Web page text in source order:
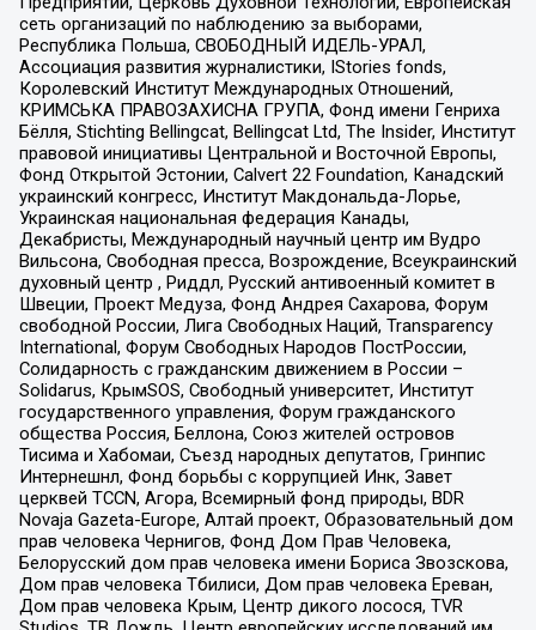
сеть организаций по наблюдению за выборами,
Республика Польша, СВОБОДНЫЙ ИДЕЛЬ-УРАЛ,
Ассоциация развития журналистики, IStories fonds,
Королевский Институт Международных Отношений,
КРИМСЬКА ПРАВОЗАХИСНА ГРУПА, Фонд имени Генриха
Бёлля, Stichting Bellingcat, Bellingcat Ltd, The Insider, Институт
правовой инициативы Центральной и Восточной Европы,
Фонд Открытой Эстонии, Calvert 22 Foundation, Канадский
украинский конгресс, Институт Макдональда-Лорье,
Украинская национальная федерация Канады,
Декабристы, Международный научный центр им Вудро
Вильсона, Свободная пресса, Возрождение, Всеукраинский
духовный центр , Риддл, Русский антивоенный комитет в
Швеции, Проект Медуза, Фонд Андрея Сахарова, Форум
свободной России, Лига Свободных Наций, Transparеncy
International, Форум Свободных Народов ПостРоссии,
Солидарность с гражданским движением в России –
Solidarus, КрымSOS, Свободный университет, Институт
государственного управления, Форум гражданского
общества Россия, Беллона, Союз жителей островов
Тисима и Хабомаи, Съезд народных депутатов, Гринпис
Интернешнл, Фонд борьбы с коррупцией Инк, Завет
церквей TCCN, Агора, Всемирный фонд природы, BDR
Novaja Gazeta-Europe, Алтай проект, Образовательный дом
прав человека Чернигов, Фонд Дом Прав Человека,
Белорусский дом прав человека имени Бориса Звозскова,
Дом прав человека Тбилиси, Дом прав человека Ереван,
Дом прав человека Крым, Центр дикого лосося, TVR